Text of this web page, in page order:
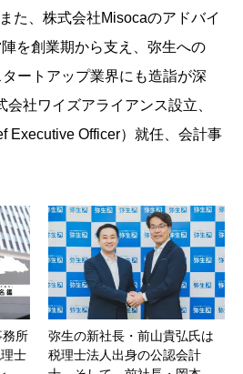
た、株式会社Misocaのアドバイ
を創業期から支え、弥生への
ートアップ業界にも造詣が深
社ワイズアライアンス設立、
Executive Officer）就任、会計事
務所
士
弥生の新社長・前山貴弘氏は
税理士法人出身の公認会計